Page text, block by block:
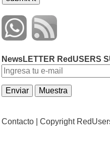
NewsLETTER RedUSERS
Contacto | Copyright